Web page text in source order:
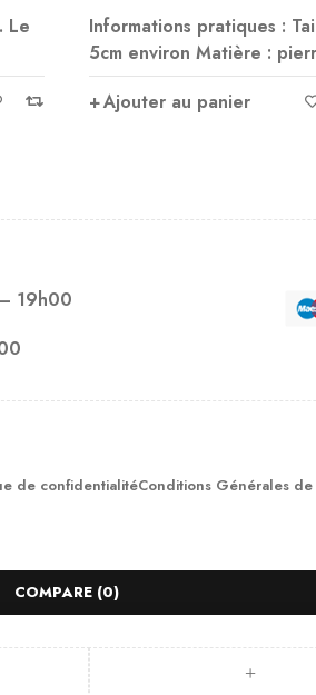
:
A6587
Ajouter au panier
19h00
de confidentialitéConditions Générales
COMPARE (0)